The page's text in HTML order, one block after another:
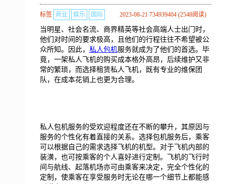
2023-08-21 734939404 (2548阅读)
标签 商业 娱乐 国际
当明星、社会名流、商界精英等社会高端人士出门时，
他们对时间的要求极高，且他们的行程往往不希望被公
众所知。因此， 私人包机服务就成为了他们的首选。毕
竟，一架私人飞机的购买成本格外高昂，后续维护又非
常的繁琐，而选择租赁私人飞机，既有专业的维保团
队，在成本花销上也更为合理。
私人包机服务的受欢迎程度还在不断的攀升，其原因与
服务的个性化有着直接的关系。选择包机服务后，乘客
可以根据自己的需求选择飞机的机型。对于飞机内部的
装潢，也可按乘客的个人喜好进行定制。飞机的飞行时
间与航线、起落机场亦可由乘客来决定，完全个性化的
定制，使乘客在享受服务时无论在哪一个细节上都能感